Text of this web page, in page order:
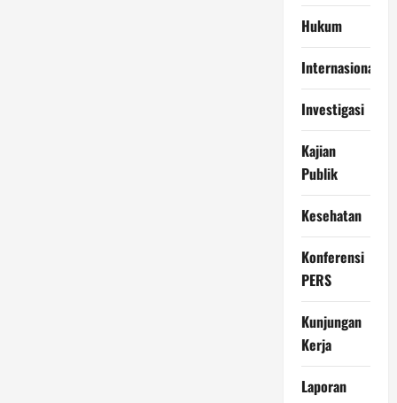
Hukum
Internasional
Investigasi
Kajian
Publik
Kesehatan
Konferensi
PERS
Kunjungan
Kerja
Laporan